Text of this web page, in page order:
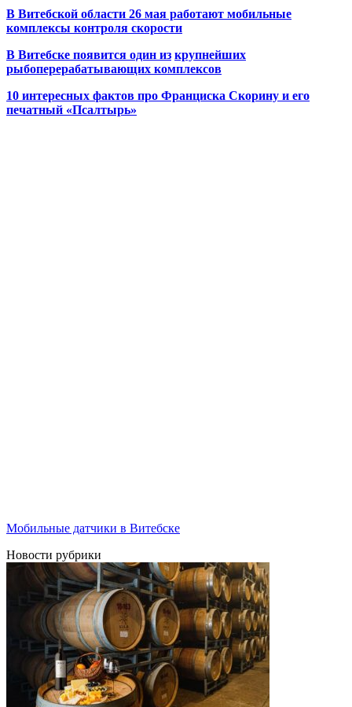
В Витебской области 26 мая работают мобильные
комплексы контроля скорости
В Витебске появится один из крупнейших
рыбоперерабатывающих комплексов
10 интересных фактов про Франциска Скорину и его
печатный «Псалтырь»
Мобильные датчики в Витебске
Новости рубрики